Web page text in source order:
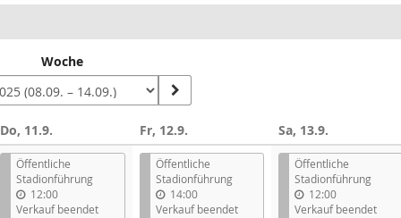
Woche
Do, 11.9.
Öffentliche
Stadionführung
12:00
Verkauf beendet
Fr, 12.9.
Öffentliche
Stadionführung
14:00
Verkauf beendet
Sa, 13.9.
Öffentliche
Stadionführung
12:00
Verkauf beendet